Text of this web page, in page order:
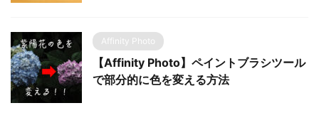
Affinity Photo
【Affinity Photo】ペイントブラシツール
で部分的に色を変える方法